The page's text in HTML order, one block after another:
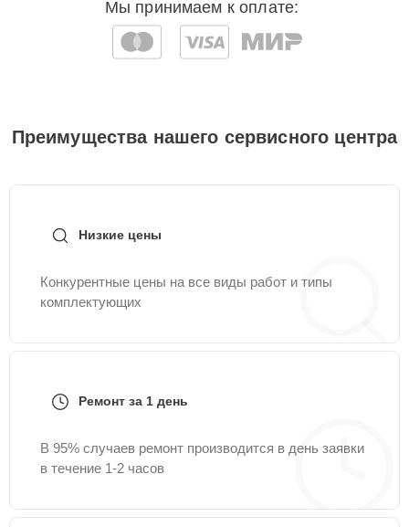
Мы принимаем к оплате:
Преимущества нашего сервисного центра
Низкие цены
Конкурентные цены на все виды работ и типы
комплектующих
Ремонт за 1 день
В 95% случаев ремонт производится в день заявки
в течение 1-2 часов